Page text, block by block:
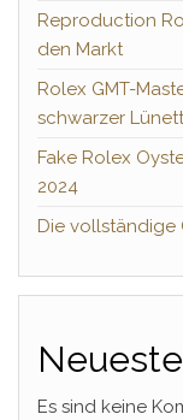
Reproduction
den Markt
Rolex GMT-
schwarzer
Fake Rolex
2024
Die vollständige
Es sind keine